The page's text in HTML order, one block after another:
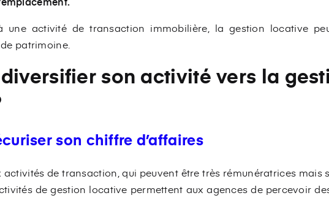
une activité de transaction immobilière, la gestion locative
patrimoine.
son activité vers la
son chiffre d’affaires
de transaction, qui peuvent être très rémunératrices mais
de gestion locative permettent aux agences de percevoir